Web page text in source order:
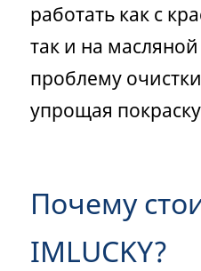
работать как с
так и на
проблему
упрощая
Почему
IMLUCKY?